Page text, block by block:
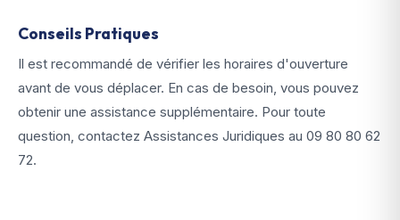
Conseils Pratiques
Il est recommandé de vérifier les horaires d'ouverture
avant de vous déplacer. En cas de besoin, vous pouvez
obtenir une assistance supplémentaire. Pour toute
question, contactez Assistances Juridiques au 09 80 80 62
72.